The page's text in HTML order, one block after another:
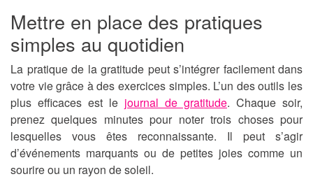
Mettre en place des pratiques
simples au quotidien
La pratique de la gratitude peut s’intégrer facilement dans
votre vie grâce à des exercices simples. L’un des outils les
plus efficaces est le journal de gratitude. Chaque soir,
prenez quelques minutes pour noter trois choses pour
lesquelles vous êtes reconnaissante. Il peut s’agir
d’événements marquants ou de petites joies comme un
sourire ou un rayon de soleil.